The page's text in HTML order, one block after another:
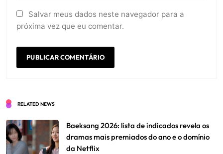
Salvar meus dados neste navegador para a
próxima vez que eu comentar.
RELATED NEWS
Baeksang 2026: lista de indicados revela os
dramas mais premiados do ano e o domínio
da Netflix